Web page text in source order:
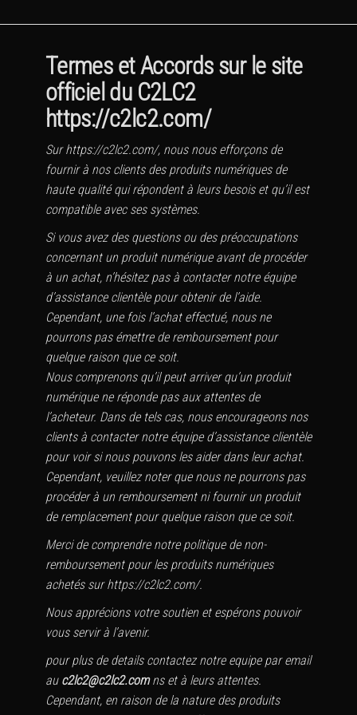
Termes et Accords sur le site
officiel du C2LC2
https://c2lc2.com/
Sur https://c2lc2.com/, nous nous efforçons de
fournir à nos clients des produits numériques de
haute qualité qui répondent à leurs besois et qu’il est
compatible avec ses systèmes.
Si vous avez des questions ou des préoccupations
concernant un produit numérique avant de procéder
à un achat, n’hésitez pas à contacter notre équipe
d’assistance clientèle pour obtenir de l’aide.
Cependant, une fois l’achat effectué, nous ne
pourrons pas émettre de remboursement pour
quelque raison que ce soit.
Nous comprenons qu’il peut arriver qu’un produit
numérique ne réponde pas aux attentes de
l’acheteur. Dans de tels cas, nous encourageons nos
clients à contacter notre équipe d’assistance clientèle
pour voir si nous pouvons les aider dans leur achat.
Cependant, veuillez noter que nous ne pourrons pas
procéder à un remboursement ni fournir un produit
de remplacement pour quelque raison que ce soit.
Merci de comprendre notre politique de non-
remboursement pour les produits numériques
achetés sur https://c2lc2.com/.
Nous apprécions votre soutien et espérons pouvoir
vous servir à l’avenir.
pour plus de details contactez notre equipe par email
au c2lc2@c2lc2.comns et à leurs attentes.
Cependant, en raison de la nature des produits